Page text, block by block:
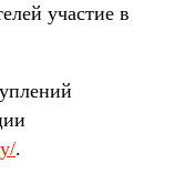
участие в
.